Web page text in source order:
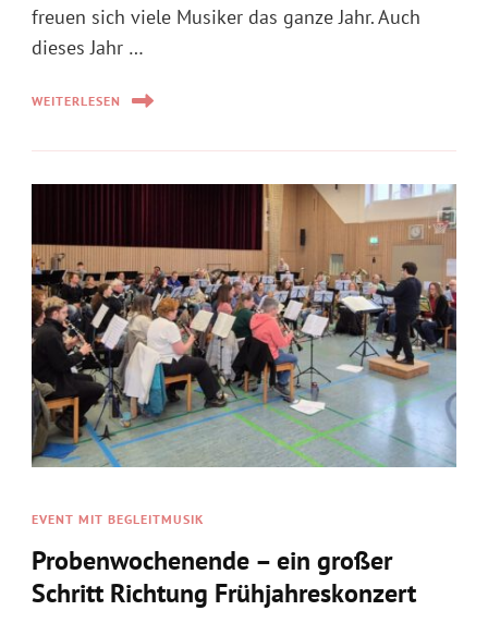
freuen sich viele Musiker das ganze Jahr. Auch
dieses Jahr …
WEITERLESEN
EVENT MIT BEGLEITMUSIK
Probenwochenende – ein großer
Schritt Richtung Frühjahreskonzert